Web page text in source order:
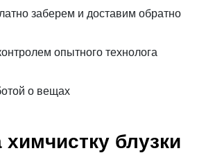
заберем и доставим обратно
опытного технолога
о вещах
блузки